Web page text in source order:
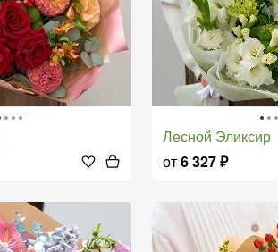
Лесной Эликсир
от6 327₽